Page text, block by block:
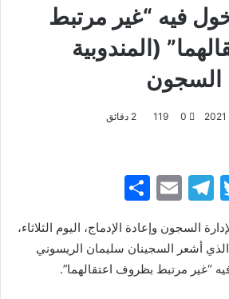
فيه “غير مرتبط
(المندوبية
السجون
0
119
T
itt
er
T
e
gr
E
ai
l
ar
e
السجون وإعادة الإدماج، اليوم الثلاثاء،
أشعر السجينان سليمان الريسوني
“غير مرتبط بظروف اعتقالهما”.